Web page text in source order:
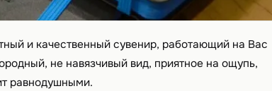
и качественный сувенир, работающий на Вас
не навязчивый вид, приятное на ощупь,
равнодушными.